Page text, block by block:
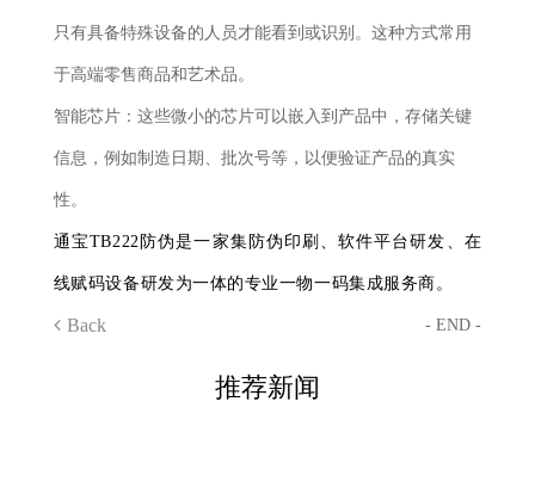
只有具备特殊设备的人员才能看到或识别。这种方式常用
于高端零售商品和艺术品。
智能芯片：这些微小的芯片可以嵌入到产品中，存储关键
信息，例如制造日期、批次号等，以便验证产品的真实
性。
通宝TB222防伪是一家集防伪印刷、软件平台研发、在
线赋码设备研发为一体的专业一物一码集成服务商。
Back - END -
推荐新闻